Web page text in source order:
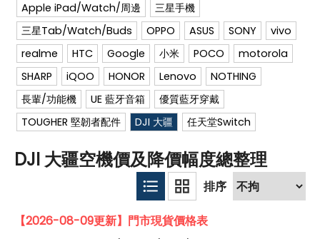
Apple iPad/Watch/周邊
三星手機
三星Tab/Watch/Buds
OPPO ASUS SONY
vivo
realme
HTC Google 小米 POCO
motorola
SHARP
iQOO HONOR Lenovo
NOTHING
長輩/功能機
UE 藍牙音箱
優質藍牙穿戴
TOUGHER 堅韌者配件
DJI 大疆 任天堂Switch
DJI 大疆空機價及降價幅度總整理
【2026-08-09更新】門市現貨價格表